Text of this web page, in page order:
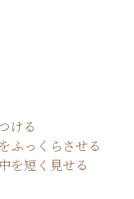
ける
ふっくらさせる
を短く見せる